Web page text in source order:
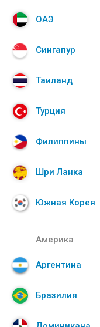
ОАЭ
Сингапур
Таиланд
Турция
Филиппины
Шри Ланка
Южная Корея
Америка
Аргентина
Бразилия